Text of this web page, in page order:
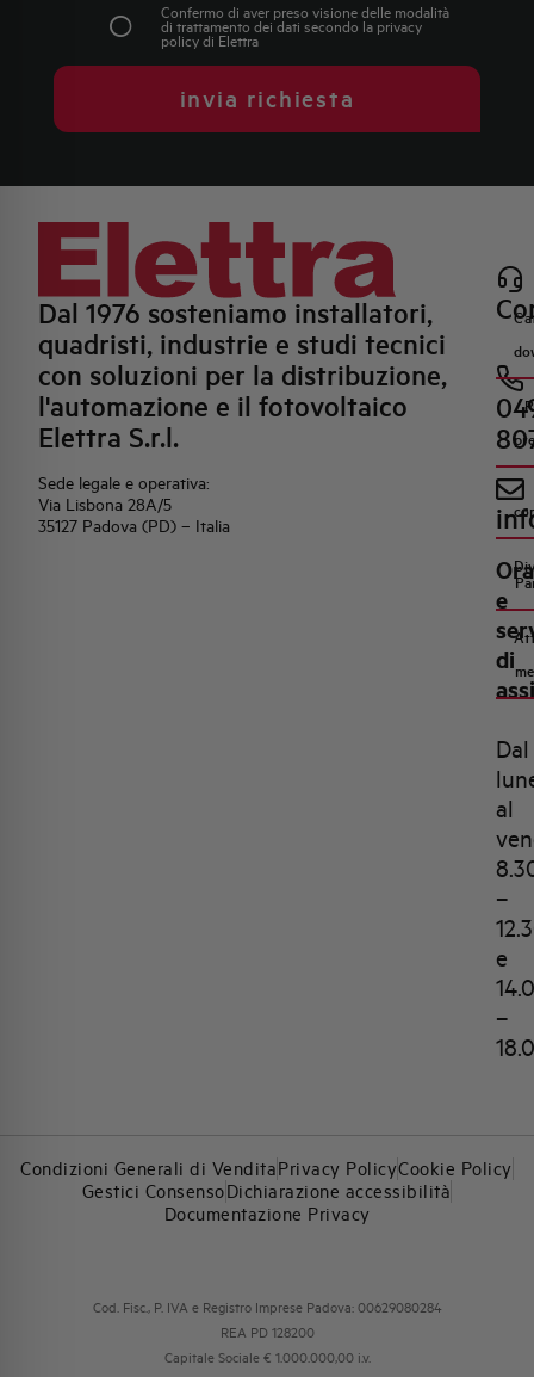
Confermo di aver preso visione delle modalità
di trattamento dei dati secondo la privacy
policydi Elettra
invia richiesta
Dal 1976 sosteniamo installatori,
quadristi, industrie e studi tecnici
con soluzioni per la distribuzione,
l'automazione e il fotovoltaico
Elettra S.r.l.
Sede legale e operativa:
Via Lisbona 28A/5
35127 Padova (PD) – Italia
e
di
Dal
al
–
e
–
Condizioni Generali di VenditaPrivacy PolicyCookie Policy
Gestici ConsensoDichiarazione accessibilità
Documentazione Privacy
Cod. Fisc., P. IVA e Registro Imprese Padova: 00629080284
REA PD 128200
Capitale Sociale € 1.000.000,00 i.v.